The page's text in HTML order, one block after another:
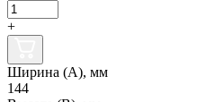
+
Ширина (А), мм
144